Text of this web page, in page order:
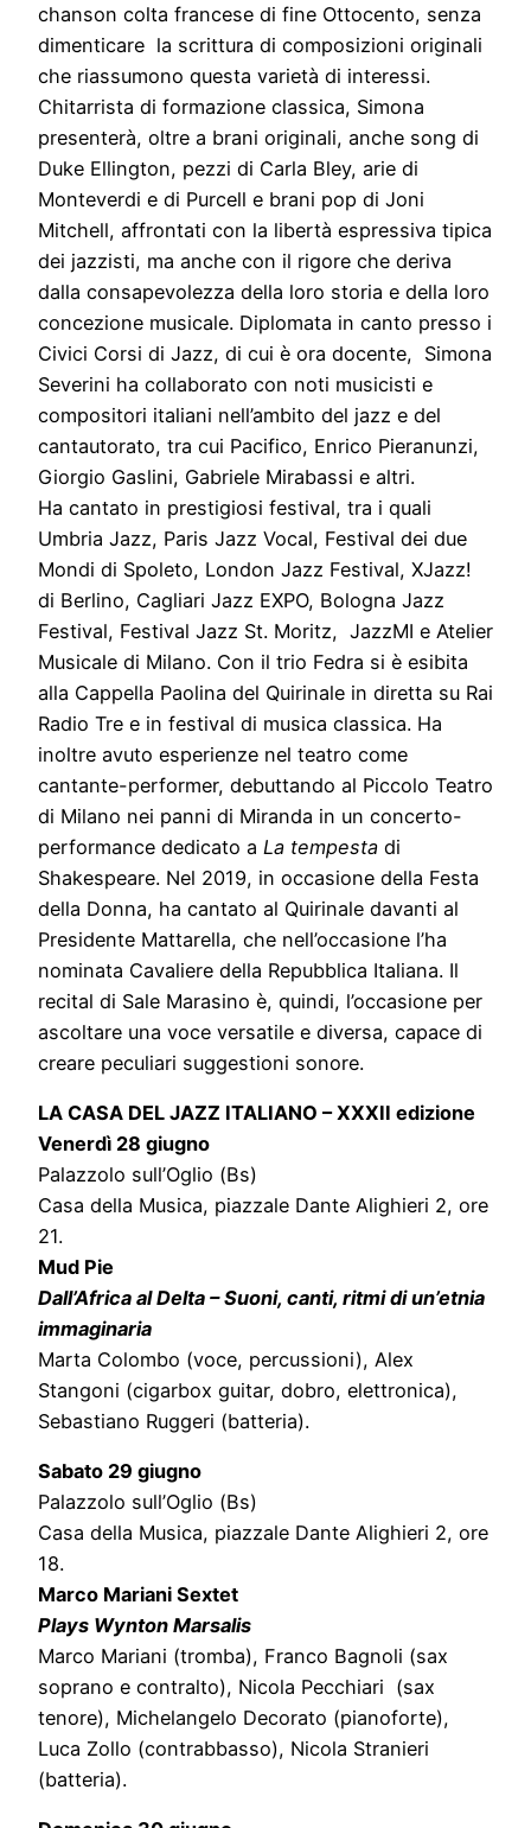
chanson colta francese di fine Ottocento, senza
dimenticare la scrittura di composizioni originali
che riassumono questa varietà di interessi.
Chitarrista di formazione classica, Simona
presenterà, oltre a brani originali, anche song di
Duke Ellington, pezzi di Carla Bley, arie di
Monteverdi e di Purcell e brani pop di Joni
Mitchell, affrontati con la libertà espressiva tipica
dei jazzisti, ma anche con il rigore che deriva
dalla consapevolezza della loro storia e della loro
concezione musicale. Diplomata in canto presso i
Civici Corsi di Jazz, di cui è ora docente, Simona
Severini ha collaborato con noti musicisti e
compositori italiani nell’ambito del jazz e del
cantautorato, tra cui Pacifico, Enrico Pieranunzi,
Giorgio Gaslini, Gabriele Mirabassi e altri.
Ha cantato in prestigiosi festival, tra i quali
Umbria Jazz, Paris Jazz Vocal, Festival dei due
Mondi di Spoleto, London Jazz Festival, XJazz!
di Berlino, Cagliari Jazz EXPO, Bologna Jazz
Festival, Festival Jazz St. Moritz, JazzMI e Atelier
Musicale di Milano. Con il trio Fedra si è esibita
alla Cappella Paolina del Quirinale in diretta su Rai
Radio Tre e in festival di musica classica. Ha
inoltre avuto esperienze nel teatro come
cantante-performer, debuttando al Piccolo Teatro
di Milano nei panni di Miranda in un concerto-
performance dedicato a La tempesta di
Shakespeare. Nel 2019, in occasione della Festa
della Donna, ha cantato al Quirinale davanti al
Presidente Mattarella, che nell’occasione l’ha
nominata Cavaliere della Repubblica Italiana. Il
recital di Sale Marasino è, quindi, l’occasione per
ascoltare una voce versatile e diversa, capace di
creare peculiari suggestioni sonore.
LA CASA DEL JAZZ ITALIANO – XXXII edizione
Venerdì 28 giugno
Palazzolo sull’Oglio (Bs)
Casa della Musica, piazzale Dante Alighieri 2, ore
21.
Mud Pie
Dall’Africa al Delta – Suoni, canti, ritmi di un’etnia
immaginaria
Marta Colombo (voce, percussioni), Alex
Stangoni (cigarbox guitar, dobro, elettronica),
Sebastiano Ruggeri (batteria).
Sabato 29 giugno
Palazzolo sull’Oglio (Bs)
Casa della Musica, piazzale Dante Alighieri 2, ore
18.
Marco Mariani Sextet
Plays Wynton Marsalis
Marco Mariani (tromba), Franco Bagnoli (sax
soprano e contralto), Nicola Pecchiari (sax
tenore), Michelangelo Decorato (pianoforte),
Luca Zollo (contrabbasso), Nicola Stranieri
(batteria).